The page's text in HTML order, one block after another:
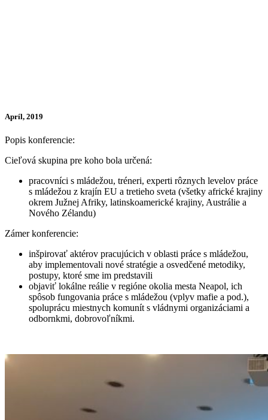
Apríl, 2019
Popis konferencie:
Cieľová skupina pre koho bola určená:
pracovníci s mládežou, tréneri, experti rôznych levelov práce
s mládežou z krajín EU a tretieho sveta (všetky africké krajiny
okrem Južnej Afriky, latinskoamerické krajiny, Austrálie a
Nového Zélandu)
Zámer konferencie:
inšpirovať aktérov pracujúcich v oblasti práce s mládežou,
aby implementovali nové stratégie a osvedčené metodiky,
postupy, ktoré sme im predstavili
objaviť lokálne reálie v regióne okolia mesta Neapol, ich
spôsob fungovania práce s mládežou (vplyv mafie a pod.),
spoluprácu miestnych komunít s vládnymi organizáciami a
odbornkmi, dobrovoľníkmi.